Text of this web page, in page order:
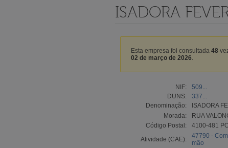
ISADORA
Esta empresa foi consultada 48
02 de março de 2026
NIF:
509...
DUNS:
337...
Denominação:
ISADORA
Morada:
RUA
Código Postal:
4100-481
Atividade (CAE):
47790 -
mão